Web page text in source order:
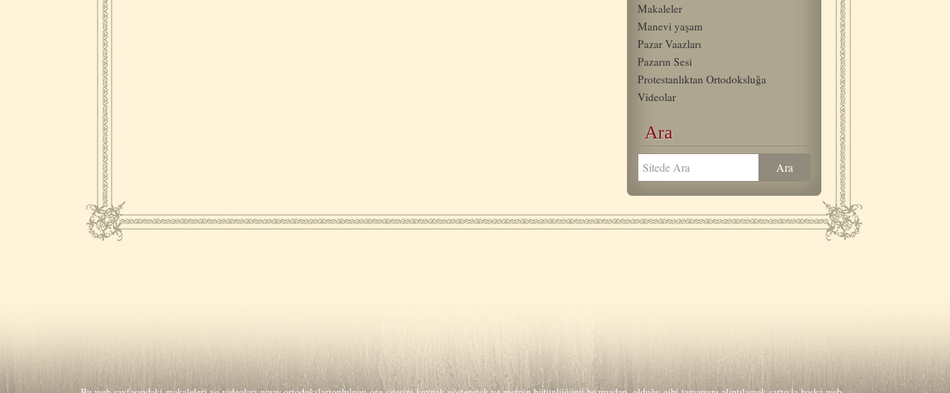
Makaleler
Manevi yaşam
Pazar Vaazlarι
Pazarın Sesi
Protestanlıktan Ortodoksluğa
Videolar
Ara